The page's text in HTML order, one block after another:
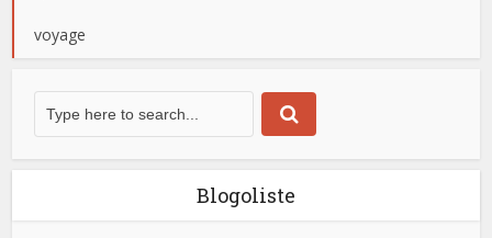
voyage
Blogoliste